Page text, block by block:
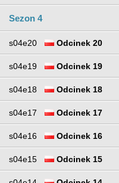
Sezon 4
s04e20 Odcinek 20
s04e19 Odcinek 19
s04e18 Odcinek 18
s04e17 Odcinek 17
s04e16 Odcinek 16
s04e15 Odcinek 15